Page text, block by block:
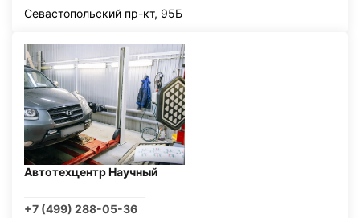
Севастопольский пр-кт, 95Б
Автотехцентр Научный
+7 (499) 288-05-36